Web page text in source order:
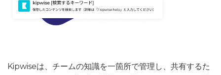
Kipwiseは、チームの知識を一箇所で管理し、共有するた